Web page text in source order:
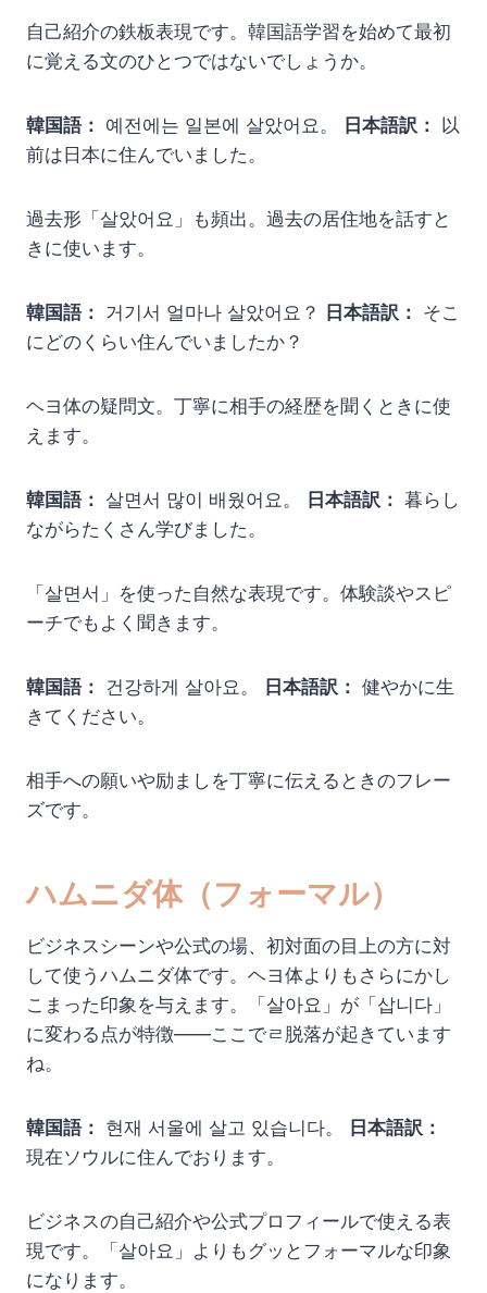
自己紹介の鉄板表現です。韓国語学習を始めて最初
に覚える文のひとつではないでしょうか。
韓国語： 예전에는 일본에 살았어요。 日本語訳： 以
前は日本に住んでいました。
過去形「살았어요」も頻出。過去の居住地を話すと
きに使います。
韓国語： 거기서 얼마나 살았어요？ 日本語訳： そこ
にどのくらい住んでいましたか？
ヘヨ体の疑問文。丁寧に相手の経歴を聞くときに使
えます。
韓国語： 살면서 많이 배웠어요。 日本語訳： 暮らし
ながらたくさん学びました。
「살면서」を使った自然な表現です。体験談やスピ
ーチでもよく聞きます。
韓国語： 건강하게 살아요。 日本語訳： 健やかに生
きてください。
相手への願いや励ましを丁寧に伝えるときのフレー
ズです。
ハムニダ体（フォーマル）
ビジネスシーンや公式の場、初対面の目上の方に対
して使うハムニダ体です。ヘヨ体よりもさらにかし
こまった印象を与えます。「살아요」が「삽니다」
に変わる点が特徴——ここでㄹ脱落が起きています
ね。
韓国語： 현재 서울에 살고 있습니다。
日本語訳：
現在ソウルに住んでおります。
ビジネスの自己紹介や公式プロフィールで使える表
現です。「살아요」よりもグッとフォーマルな印象
になります。